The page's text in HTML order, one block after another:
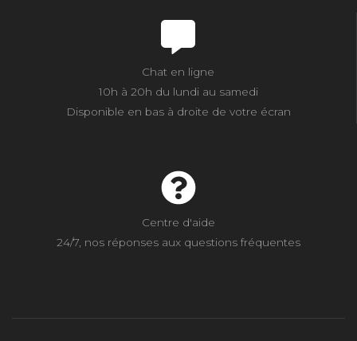
Chat en ligne
10h à 20h du lundi au samedi
Disponible en bas à droite de votre écran
Centre d'aide
24/7, nos réponses aux questions fréquentes